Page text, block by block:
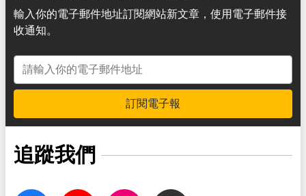
輸入你的電子郵件地址訂閱網站新文章，使用電子郵件接
收通知。
電子郵件地址
訂閱電子報
追蹤我們